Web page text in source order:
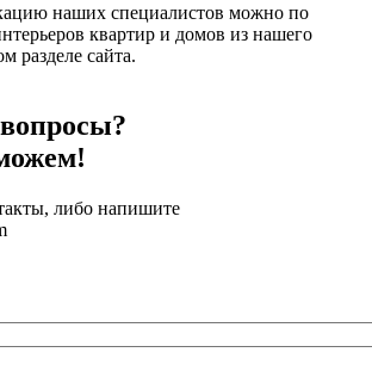
наших специалистов можно по
квартир и домов из нашего
разделе сайта.
либо напишите